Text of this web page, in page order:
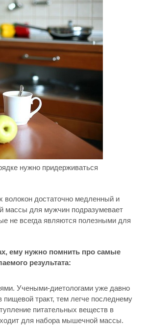
нужно придерживаться
волокон достаточно медленный и
массы для мужчин подразумевает
не всегда являются полезными для
ему нужно помнить про самые
результата:
Учеными-диетологами уже давно
тракт, тем легче последнему
питательных веществ в
для набора мышечной массы.